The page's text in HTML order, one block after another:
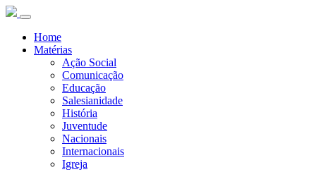
Home
Matérias
Ação Social
Comunicação
Educação
Salesianidade
História
Juventude
Nacionais
Internacionais
Igreja